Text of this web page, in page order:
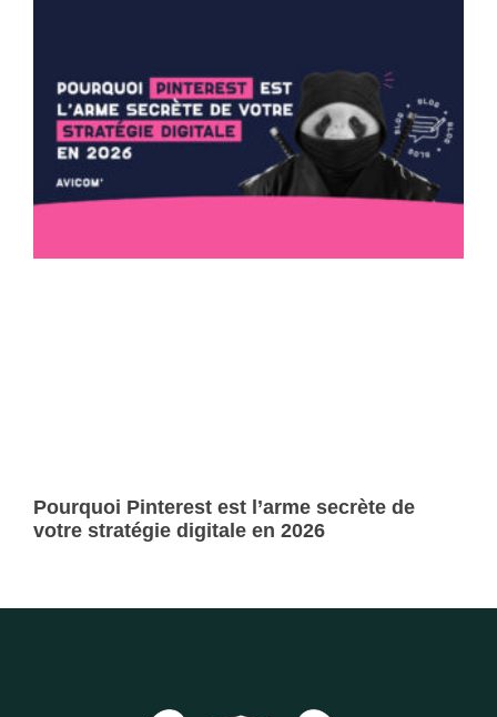
Pourquoi Pinterest est l’arme secrète de
votre stratégie digitale en 2026